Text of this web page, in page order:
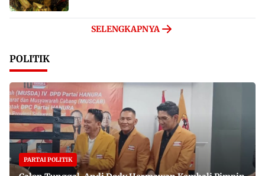
SELENGKAPNYA
POLITIK
PARTAI POLITIK